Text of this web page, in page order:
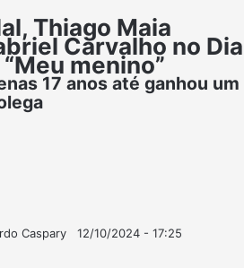
Thiago Maia
Carvalho no Dia
menino”
17 anos até ganhou um
Caspary
12/10/2024 - 17:25